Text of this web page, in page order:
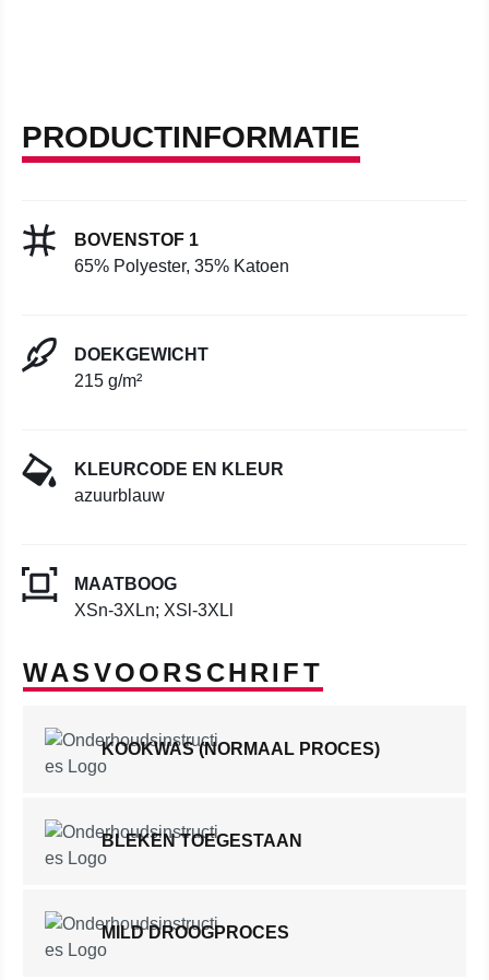
PRODUCTINFORMATIE
BOVENSTOF 1
65% Polyester, 35% Katoen
DOEKGEWICHT
215 g/m²
KLEURCODE EN KLEUR
azuurblauw
MAATBOOG
XSn-3XLn; XSl-3XLl
WASVOORSCHRIFT
KOOKWAS (NORMAAL PROCES)
BLEKEN TOEGESTAAN
MILD DROOGPROCES